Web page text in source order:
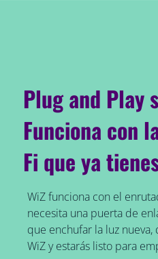
Plug and Play
Funciona con
Fi que ya
WiZ funciona con el
necesita una puerta de
que enchufar la luz
WiZ y estarás listo para